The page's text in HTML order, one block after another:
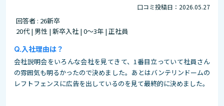
口コミ投稿日：2026.05.27
回答者 : 26新卒
20代 | 男性 | 新卒入社 | 0～3年 | 正社員
入社理由は？
会社説明会をいろんな会社を見てきて、1番目立っていて社員さん
の雰囲気も明るかったので決めました。あとはバンテリンドームの
レフトフェンスに広告を出しているのを見て最終的に決めました。